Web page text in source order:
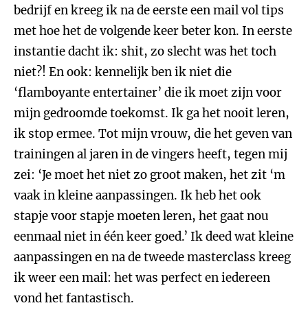
bedrijf en kreeg ik na de eerste een mail vol tips
met hoe het de volgende keer beter kon. In eerste
instantie dacht ik: shit, zo slecht was het toch
niet?! En ook: kennelijk ben ik niet die
‘flamboyante entertainer’ die ik moet zijn voor
mijn gedroomde toekomst. Ik ga het nooit leren,
ik stop ermee. Tot mijn vrouw, die het geven van
trainingen al jaren in de vingers heeft, tegen mij
zei: ‘Je moet het niet zo groot maken, het zit ‘m
vaak in kleine aanpassingen. Ik heb het ook
stapje voor stapje moeten leren, het gaat nou
eenmaal niet in één keer goed.’ Ik deed wat kleine
aanpassingen en na de tweede masterclass kreeg
ik weer een mail: het was perfect en iedereen
vond het fantastisch.